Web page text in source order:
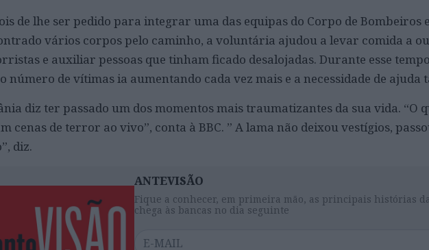
de lhe ser pedido para integrar uma das equipas do Corpo de Bombeiros
vários corpos pelo caminho, a voluntária ajudou a levar comida a
e auxiliar pessoas que tinham ficado desalojadas. Durante esse
número de vítimas ia aumentando cada vez mais e a necessidade de ajuda
diz ter passado um dos momentos mais traumatizantes da sua vida. “O
cenas de terror ao vivo”, conta à BBC. ” A lama não deixou vestígios,
diz.
ANTEVISÃO
Fique a conhecer, em primeira mão, as principais histórias
chega às bancas no dia seguinte